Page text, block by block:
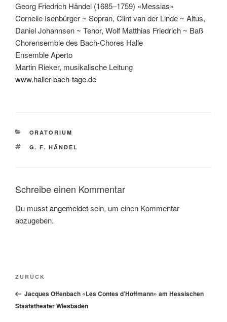
Georg Friedrich Händel (1685–1759) «Messias»
Cornelie Isenbürger ~ Sopran, Clint van der Linde ~ Altus,
Daniel Johannsen ~ Tenor, Wolf Matthias Friedrich ~ Baß
Chorensemble des Bach-Chores Halle
Ensemble Aperto
Martin Rieker, musikalische Leitung
www.haller-bach-tage.de
KATEGORIEN
ORATORIUM
SCHLAGWÖRTER
G. F. HÄNDEL
Schreibe einen Kommentar
Du musstangemeldetsein, um einen Kommentar
abzugeben.
Beitragsnavigation
Vorheriger
Beitrag
ZURÜCK
Jacques Offenbach «Les Contes d’Hoffmann» am Hessischen
Staatstheater Wiesbaden